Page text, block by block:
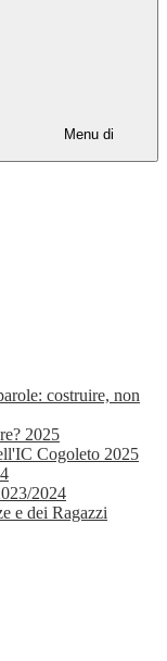
Menu di
costruire, non
2025
Cogoleto 2025
2024
e dei Ragazzi